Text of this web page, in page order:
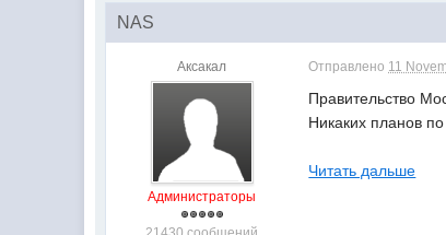
NAS
Аксакал
Администраторы
Отправлено 11
Правительство
Никаких планов
Читать дальше